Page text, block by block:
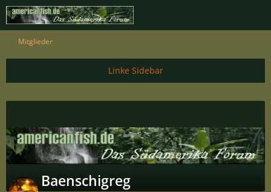
Mitglieder
Baenschigreg